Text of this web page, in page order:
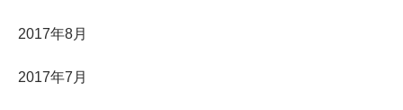
2017年8月
2017年7月